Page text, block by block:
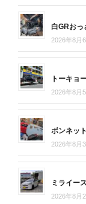
白GRおっ
2026年8月6
トーキョ
2026年8月5
ボンネッ
2026年8月3
ミライー
2026年8月2